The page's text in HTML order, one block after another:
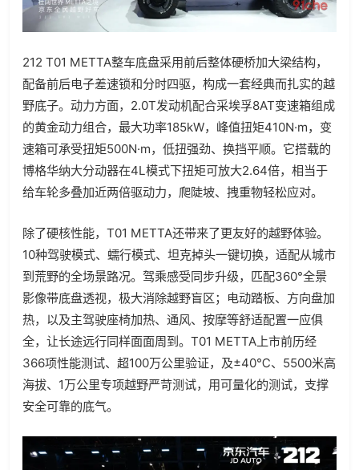
212 T01 METTA整车底盘采用前后整体硬桥加大梁结构，
配备前后电子差速锁和分时四驱，构成一套经典而扎实的越
野底子。动力方面，2.0T发动机配合采埃孚8AT变速箱组成
的黄金动力组合，最大功率185kW，峰值扭矩410N·m，变
速箱可承受扭矩500N·m，低扭强劲、换挡平顺。它搭载的
博格华纳大分动器在4L模式下扭矩可放大2.64倍，相当于
给车轮多叠加近两倍驱动力，爬陡坡、拽重物轻松应对。
除了硬核性能，T01 METTA还带来了更友好的越野体验。
10种驾驶模式、蠕行模式、坦克掉头一键切换，适配从城市
到荒野的全场景路况。驾乘感受同步升级，匹配360°全景
影像带底盘透视，极大消除越野盲区；电动踏板、方向盘加
热，以及主驾驶座椅加热、通风、按摩等舒适配置一应俱
全，让长途远行同样面面周到。T01 METTA上市前历经
366项性能测试、超100万公里验证，及±40℃、5500米高
海拔、1万公里专项越野严苛测试，用可量化的测试，支撑
安全可靠的底气。